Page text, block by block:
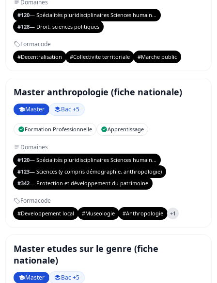
Domaines
#120— Spécialités pluridisciplinaires Sciences humain...
#128— Droit, sciences politiques
Formacode
#Decentralisation #Collectivite territoriale #Marche public
Master anthropologie (fiche nationale)
Master Bac +5
Formation Professionnelle Apprentissage
Domaines
#120— Spécialités pluridisciplinaires Sciences humain...
#123— Sciences (y compris démographie, anthropologie)
#342— Protection et développement du patrimoine
Formacode
#Developpement local #Museologie #Anthropologie +1
Master etudes sur le genre (fiche
nationale)
Master Bac +5